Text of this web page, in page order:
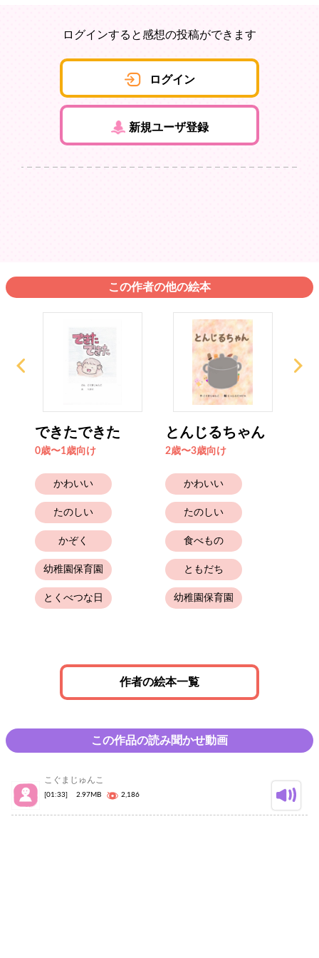
ログインすると感想の投稿ができます
ログイン
新規ユーザ登録
この作者の他の絵本
できたできた
0歳〜1歳向け
かわいい
たのしい
かぞく
幼稚園保育園
とくべつな日
とんじるちゃん
2歳〜3歳向け
かわいい
たのしい
食べもの
ともだち
幼稚園保育園
作者の絵本一覧
この作品の読み聞かせ動画
こぐまじゅんこ
[01:33] 2.97MB 2,186